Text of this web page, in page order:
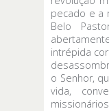
pecado e a
Belo
intrépida
o Senhor,
vida,